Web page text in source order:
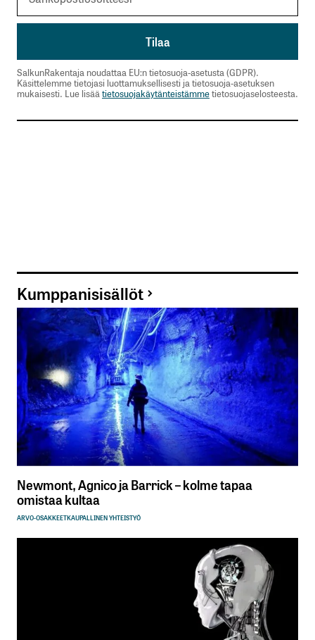
SalkunRakentaja noudattaa EU:n tietosuoja-asetusta (GDPR).
Käsittelemme tietojasi luottamuksellisesti ja tietosuoja-asetuksen
mukaisesti. Lue lisää tietosuojakäytänteistämmetietosuojaselosteesta.
Kumppanisisällöt
Newmont, Agnico ja Barrick – kolme tapaa
omistaa kultaa
ARVO-OSAKKEETKAUPALLINEN YHTEISTYÖ